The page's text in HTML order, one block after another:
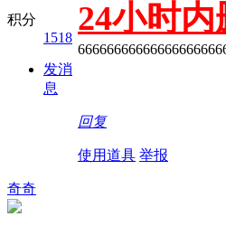
积分
1518
发消
息
24小时
回复
使用道具 举报
奇奇